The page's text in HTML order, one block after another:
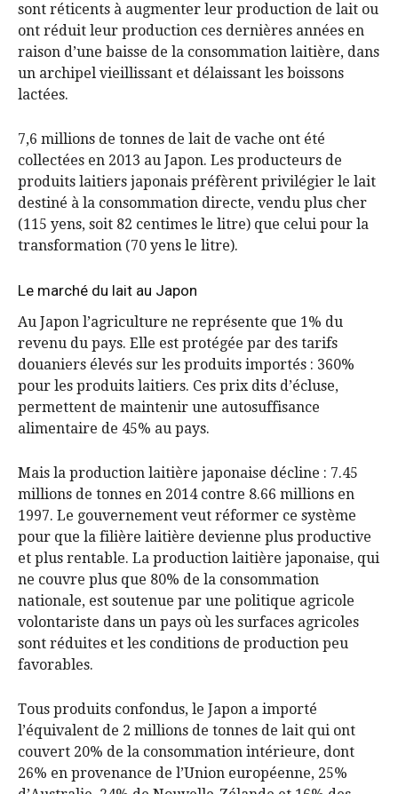
sont réticents à augmenter leur production de lait ou
ont réduit leur production ces dernières années en
raison d’une baisse de la consommation laitière, dans
un archipel vieillissant et délaissant les boissons
lactées.
7,6 millions de tonnes de lait de vache ont été
collectées en 2013 au Japon. Les producteurs de
produits laitiers japonais préfèrent privilégier le lait
destiné à la consommation directe, vendu plus cher
(115 yens, soit 82 centimes le litre) que celui pour la
transformation (70 yens le litre).
Le marché du lait au Japon
Au Japon l’agriculture ne représente que 1% du
revenu du pays. Elle est protégée par des tarifs
douaniers élevés sur les produits importés : 360%
pour les produits laitiers. Ces prix dits d’écluse,
permettent de maintenir une autosuffisance
alimentaire de 45% au pays.
Mais la production laitière japonaise décline : 7.45
millions de tonnes en 2014 contre 8.66 millions en
1997. Le gouvernement veut réformer ce système
pour que la filière laitière devienne plus productive
et plus rentable. La production laitière japonaise, qui
ne couvre plus que 80% de la consommation
nationale, est soutenue par une politique agricole
volontariste dans un pays où les surfaces agricoles
sont réduites et les conditions de production peu
favorables.
Tous produits confondus, le Japon a importé
l’équivalent de 2 millions de tonnes de lait qui ont
couvert 20% de la consommation intérieure, dont
26% en provenance de l’Union européenne, 25%